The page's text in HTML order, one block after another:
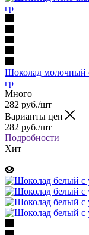
Шоколад молочный
гр
Много
282 руб./шт
Варианты цен
282 руб./шт
Подробности
Хит